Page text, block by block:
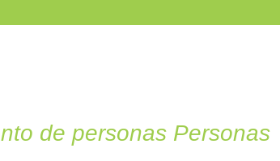
de personas Personas